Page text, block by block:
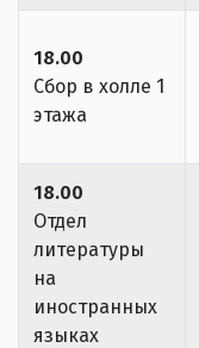
18.00
Сбор в холле 1
этажа
18.00
Отдел
литературы
на
иностранных
языках